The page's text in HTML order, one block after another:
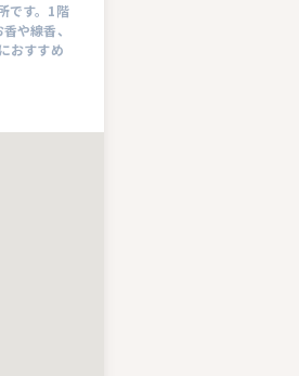
です。1階
や線香、
おすすめ